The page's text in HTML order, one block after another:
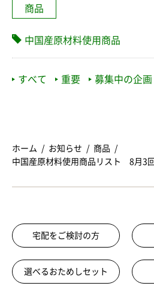
商品
中国産原材料使用商品
すべて 重要 募集中の企画
ホーム お知らせ
商品
中国産原材料使用商品リスト 8月3回
宅配をご検討の方
選べるおためしセット